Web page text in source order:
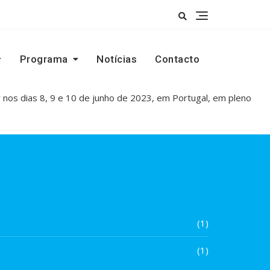
Programa Notícias Contacto
dias 8, 9 e 10 de junho de 2023, em Portugal, em pleno
(1)
(1)